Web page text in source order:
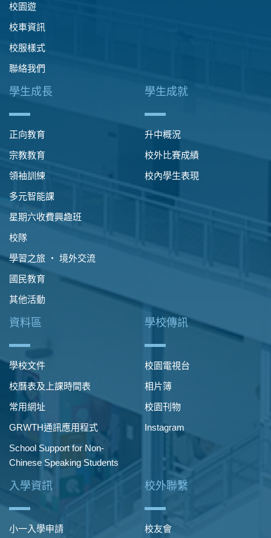
校園遊
校車資訊
校服樣式
聯絡我們
學生成長
正向教育
宗教教育
領袖訓練
多元智能課
星期六收費興趣班
校隊
學習之旅 ‧ 境外交流
國民教育
其他活動
學生成就
升中概況
校外比賽成績
校內學生表現
資料區
學校文件
校曆表及上課時間表
常用網址
GRWTH通訊應用程式
School Support for Non-
Chinese Speaking Students
學校傳訊
校園電視台
相片簿
校園刊物
Instagram
入學資訊
小一入學申請
校外聯繫
校友會